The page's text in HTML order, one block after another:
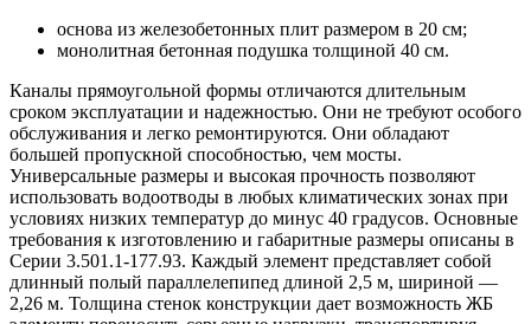
основа из железобетонных плит размером в 20 см;
монолитная бетонная подушка толщиной 40 см.
Каналы прямоугольной формы отличаются длительным
сроком эксплуатации и надежностью. Они не требуют особого
обслуживания и легко ремонтируются. Они обладают
большей пропускной способностью, чем мосты.
Универсальные размеры и высокая прочность позволяют
использовать водоотводы в любых климатических зонах при
условиях низких температур до минус 40 градусов. Основные
требования к изготовлению и габаритные размеры описаны в
Серии 3.501.1-177.93. Каждый элемент представляет собой
длинный полый параллелепипед длиной 2,5 м, шириной —
2,26 м. Толщина стенок конструкции дает возможность ЖБ